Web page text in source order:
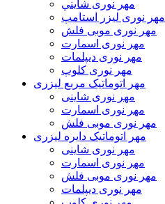
مهر نوری شايني
مهر نوری لیزر استامپ
مهر نوری موبی فلش
مهر نوری اسمارت
مهر نوری ديپلمات
مهر نوری کلوپ
مهر اتوماتیک مربع لیزری
مهر نوری شاینی
مهر نوری اسمارت
مهر نوری موبی فلش
مهر اتوماتیک دايره لیزری
مهر نوری شاینی
مهر نوری اسمارت
مهر نوری موبی فلش
مهر نوری دیپلمات